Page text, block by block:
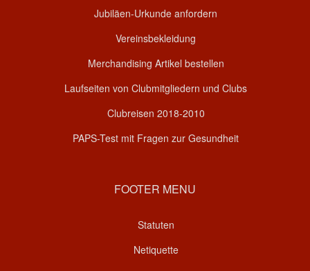
Jubiläen-Urkunde anfordern
Vereinsbekleidung
Merchandising Artikel bestellen
Laufseiten von Clubmitgliedern und Clubs
Clubreisen 2018-2010
PAPS-Test mit Fragen zur Gesundheit
FOOTER MENU
Statuten
Netiquette